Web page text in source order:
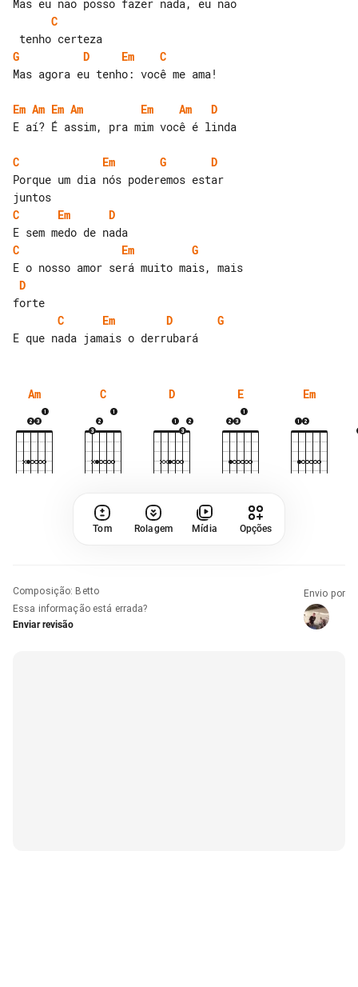
C
G
D Em
C
Mas agora eu tenho: você me ama!
Em Am Em Am Em Am
D
E aí? É assim, pra mim você é linda
C Em G
D
Porque um dia nós poderemos estar
C
Em
D
C
Em
G
D
C
Em D
G
Am C D E Em
Tom Rolagem Mídia Opções
Composição: Betto
Essa informação está errada?
Enviar revisão
Envio por